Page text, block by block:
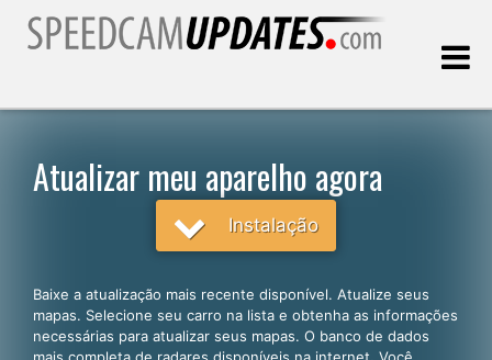
Português
Atualizar meu aparelho agora
Instalação
Baixe a atualização mais recente disponível. Atualize seus
mapas. Selecione seu carro na lista e obtenha as informações
necessárias para atualizar seus mapas. O banco de dados